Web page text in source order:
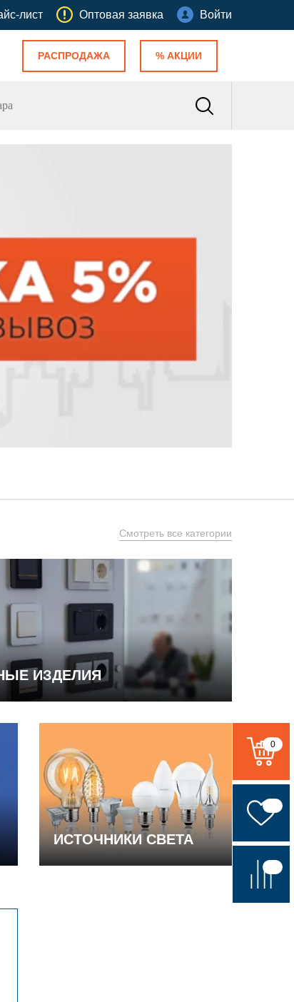
лист Оптовая заявка Войти
РАСПРОДАЖА % АКЦИИ
Смотреть все категории
ИЗДЕЛИЯ
ИСТОЧНИКИ СВЕТА
0